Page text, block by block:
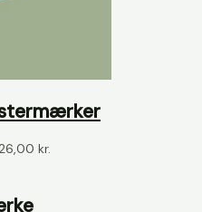
kr.